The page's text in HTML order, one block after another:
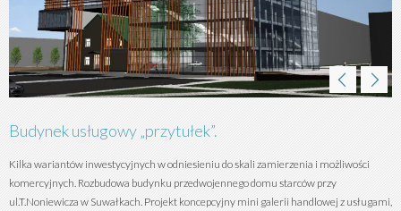
Budynek usługowy „przytułek”.
Kilka wariantów inwestycyjnych w odniesieniu do skali zamierzenia i możliwości
komercyjnych. Rozbudowa budynku przedwojennego domu starców przy
ul.T.Noniewicza w Suwałkach. Projekt koncepcyjny mini galerii handlowej z usługami,